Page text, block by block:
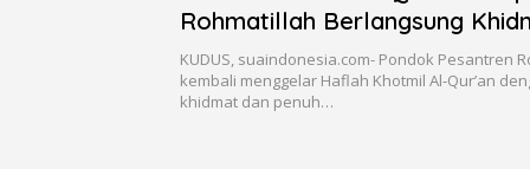
Rohmatillah Berlangsung
Penuh Haru
KUDUS, suaindonesia.com- Pondok Pesantren
kembali menggelar Haflah Khotmil Al-Qur’an
khidmat dan penuh…